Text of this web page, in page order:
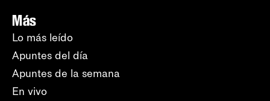
Más
Lo más leído
Apuntes del día
Apuntes de la semana
En vivo